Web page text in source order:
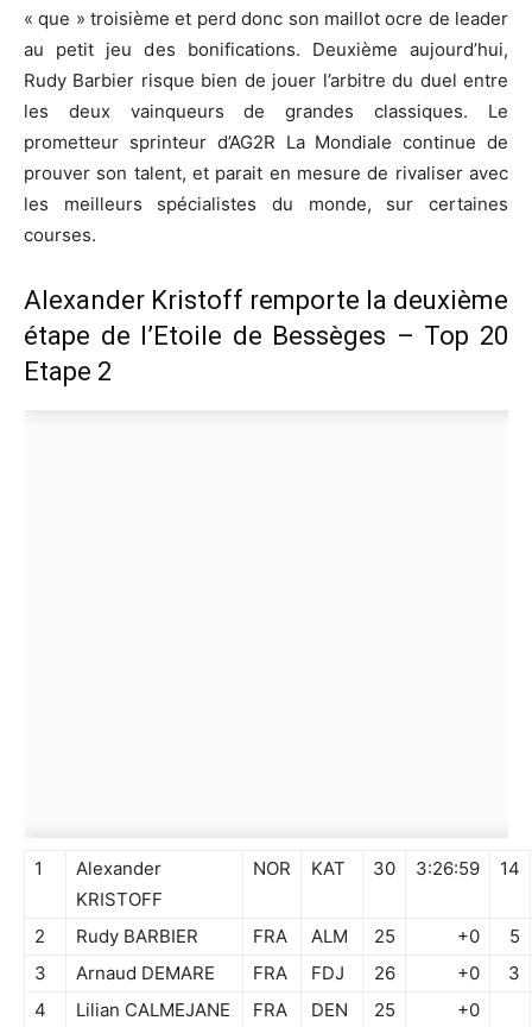
« que » troisième et perd donc son maillot ocre de leader
au petit jeu des bonifications. Deuxième aujourd’hui,
Rudy Barbier risque bien de jouer l’arbitre du duel entre
les deux vainqueurs de grandes classiques. Le
prometteur sprinteur d’AG2R La Mondiale continue de
prouver son talent, et parait en mesure de rivaliser avec
les meilleurs spécialistes du monde, sur certaines
courses.
Alexander Kristoff remporte la deuxième
étape de l’Etoile de Bessèges – Top 20
Etape 2
1
Alexander
KRISTOFF
NOR KAT 30 3:26:59 14
2 Rudy BARBIER FRA ALM 25 +0
5
3
Arnaud DEMARE FRA FDJ 26 +0
3
4
Lilian CALMEJANE FRA DEN 25 +0